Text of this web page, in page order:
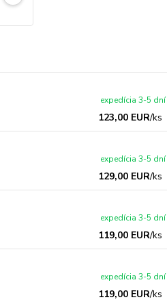
123,00 EUR/ks
expedícia 3-5 dní
129,00 EUR/ks
expedícia 3-5 dní
119,00 EUR/ks
expedícia 3-5 dní
119,00 EUR/ks
expedícia 3-5 dní